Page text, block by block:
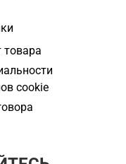
товара
cookie